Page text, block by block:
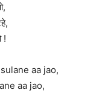
!
aa jao,
aa jao,